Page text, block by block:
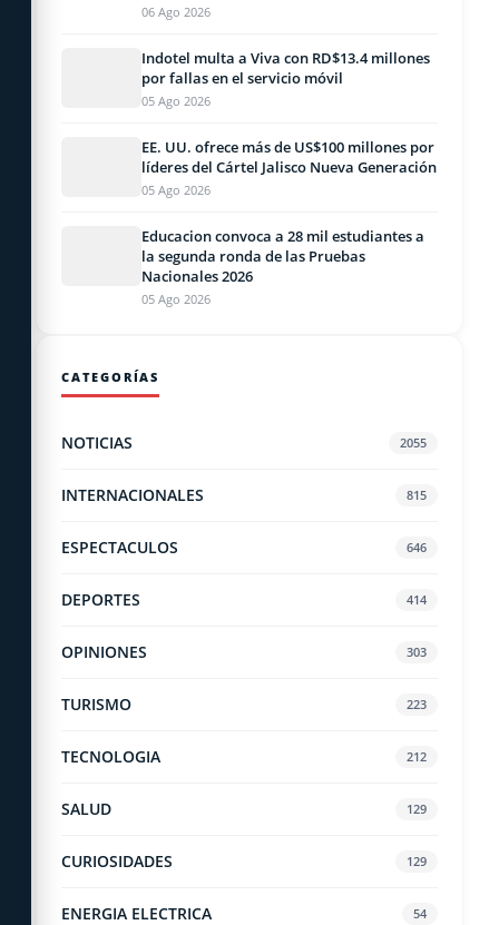
06 Ago 2026
Indotel multa a Viva con RD$13.4 millones
por fallas en el servicio móvil
05 Ago 2026
EE. UU. ofrece más de US$100 millones por
líderes del Cártel Jalisco Nueva Generación
05 Ago 2026
Educacion convoca a 28 mil estudiantes a
la segunda ronda de las Pruebas
Nacionales 2026
05 Ago 2026
CATEGORÍAS
NOTICIAS 2055
INTERNACIONALES 815
ESPECTACULOS 646
DEPORTES 414
OPINIONES 303
TURISMO 223
TECNOLOGIA 212
SALUD 129
CURIOSIDADES 129
ENERGIA ELECTRICA 54